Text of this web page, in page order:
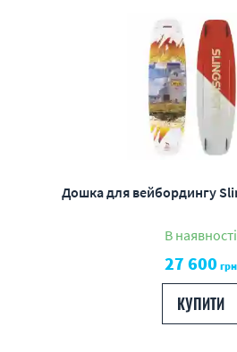
Дошка для вейбордингу
В наявності
27 600грн
КУПИТИ